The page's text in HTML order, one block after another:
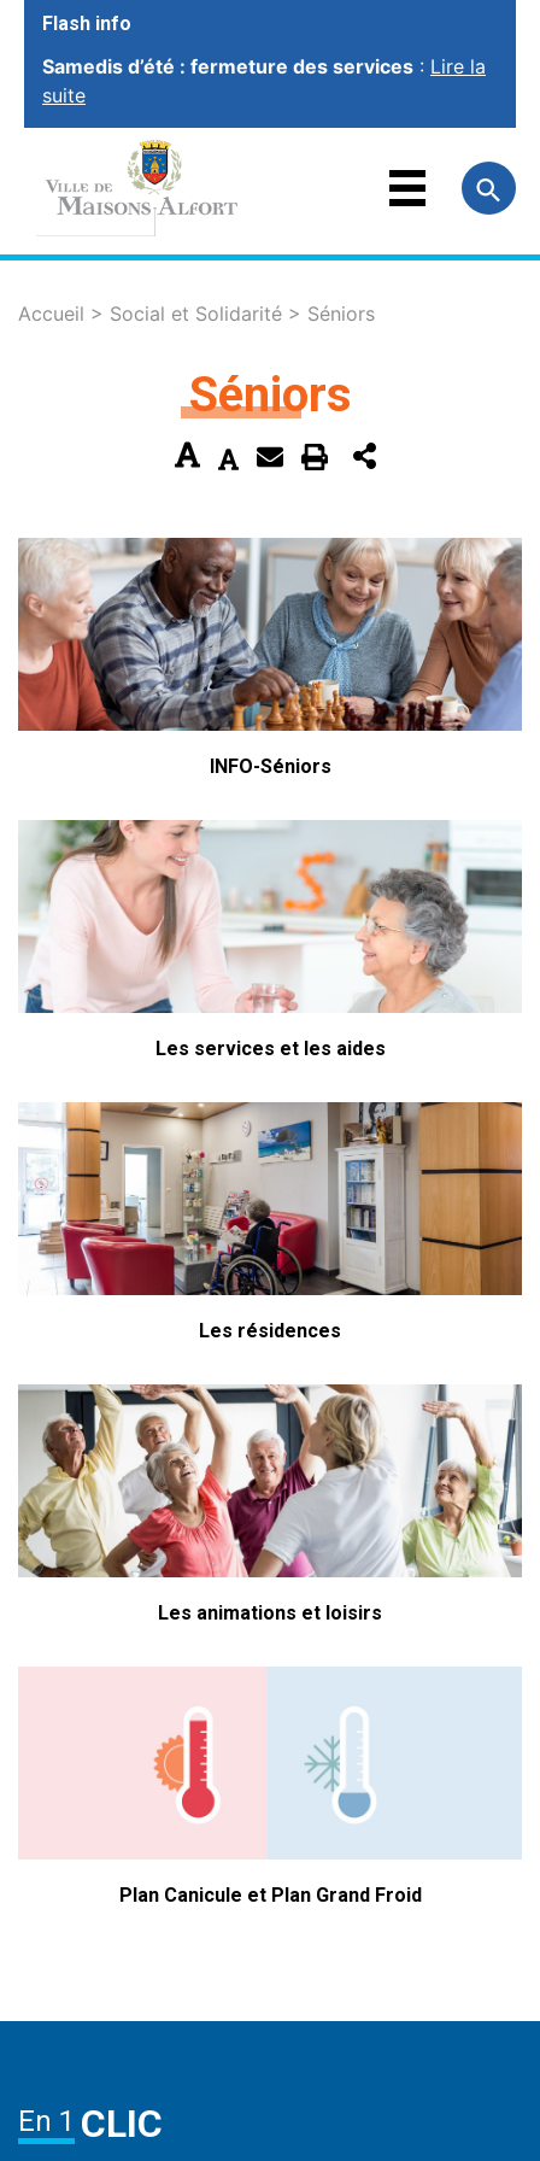
Flash info
Samedis d’été : fermeture des services : Lire la
suite
VOTRE MAIRIE
FAMILLEET ÉDUCATION
VOTRE CADREDE VIE
SOCIAL ET SOLIDARITÉ
ET LOISIRS
Accueil > Social et Solidarité > Séniors
Séniors
INFO-Séniors
Les services et les aides
Les résidences
Les animations et loisirs
Plan Canicule et Plan Grand Froid
En 1 CLIC